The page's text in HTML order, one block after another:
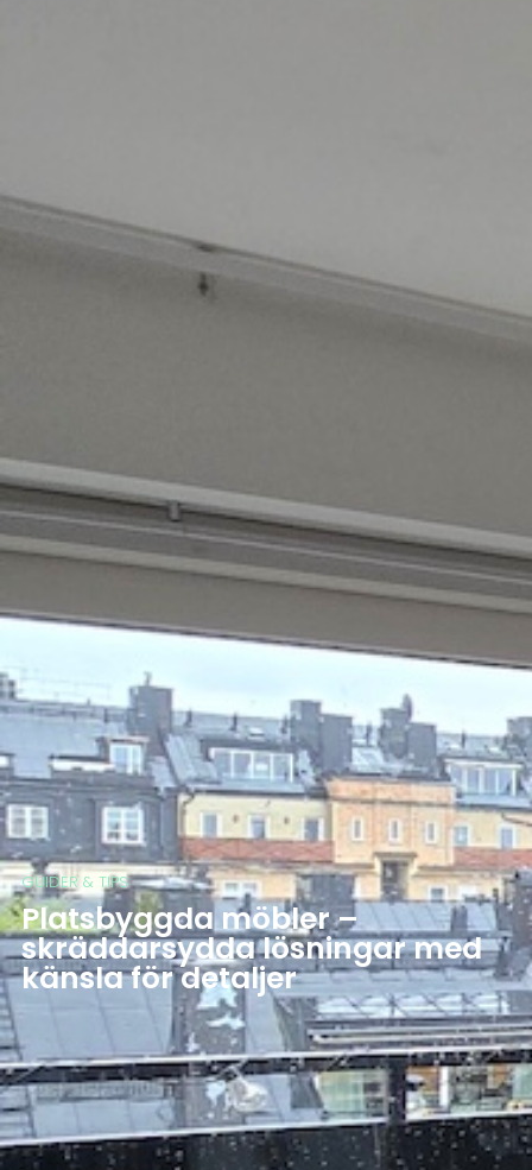
GUIDER & TIPS
Platsbyggda möbler –
skräddarsydda lösningar med
känsla för detaljer